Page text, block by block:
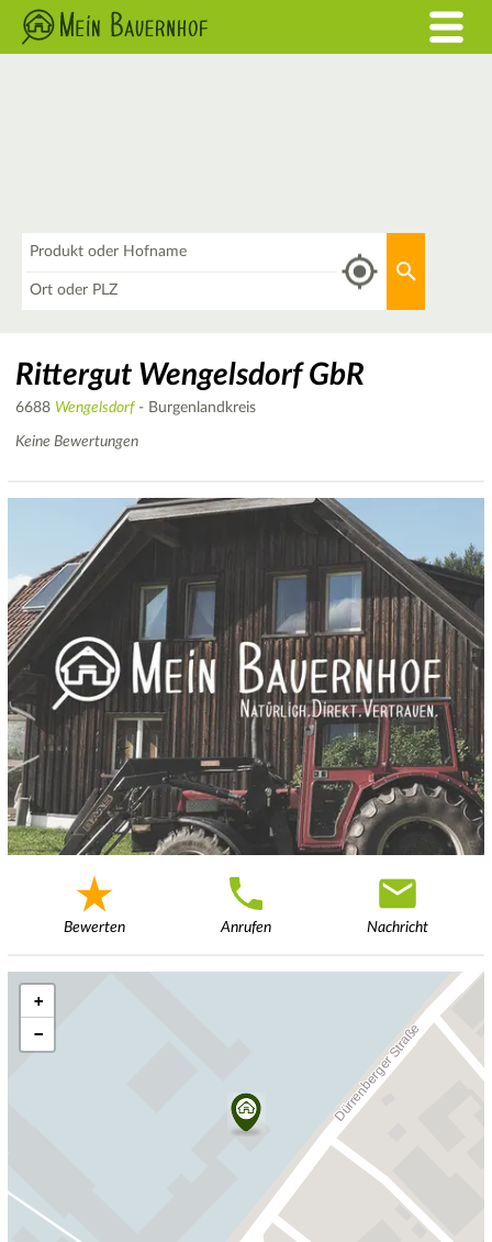
Rittergut Wengelsdorf GbR
6688 Wengelsdorf- Burgenlandkreis
Keine Bewertungen
Bewerten Anrufen Nachricht
+
−